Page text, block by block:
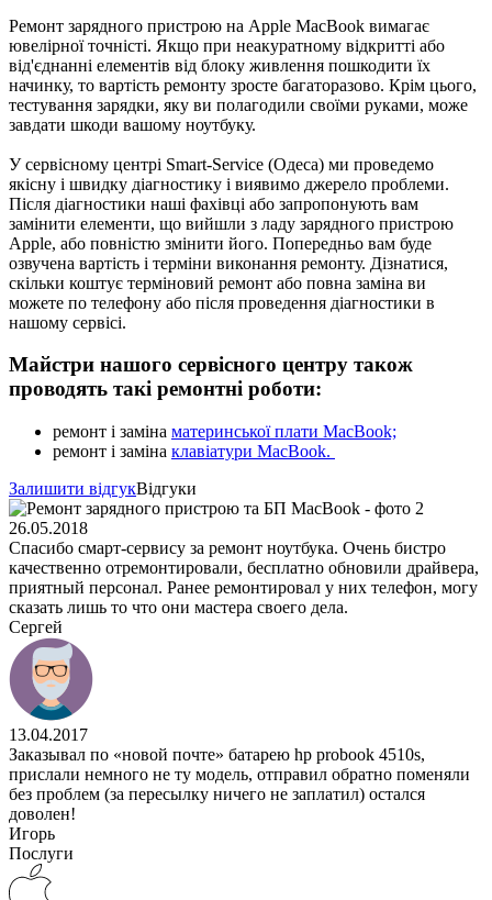
Ремонт зарядного пристрою на Apple MacBook вимагає
ювелірної точністі. Якщо при неакуратному відкритті або
від'єднанні елементів від блоку живлення пошкодити їх
начинку, то вартість ремонту зросте багаторазово. Крім цього,
тестування зарядки, яку ви полагодили своїми руками, може
завдати шкоди вашому ноутбуку.
У сервісному центрі Smart-Service (Одеса) ми проведемо
якісну і швидку діагностику і виявимо джерело проблеми.
Після діагностики наші фахівці або запропонують вам
замінити елементи, що вийшли з ладу зарядного пристрою
Apple, або повністю змінити його. Попередньо вам буде
озвучена вартість і терміни виконання ремонту. Дізнатися,
скільки коштує терміновий ремонт або повна заміна ви
можете по телефону або після проведення діагностики в
нашому сервісі.
Майстри нашого сервісного центру також
проводять такі ремонтні роботи:
ремонт і заміна материнської плати MacBook;
ремонт і заміна клавіатури MacBook.
Залишити відгукВідгуки
26.05.2018
Спасибо смарт-сервису за ремонт ноутбука. Очень бистро
качественно отремонтировали, бесплатно обновили драйвера,
приятный персонал. Ранее ремонтировал у них телефон, могу
сказать лишь то что они мастера своего дела.
Сергей
13.04.2017
Заказывал по «новой почте» батарею hp probook 4510s,
прислали немного не ту модель, отправил обратно поменяли
без проблем (за пересылку ничего не заплатил) остался
доволен!
Игорь
Послуги